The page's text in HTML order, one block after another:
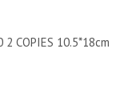
2 COPIES 10.5*18cm